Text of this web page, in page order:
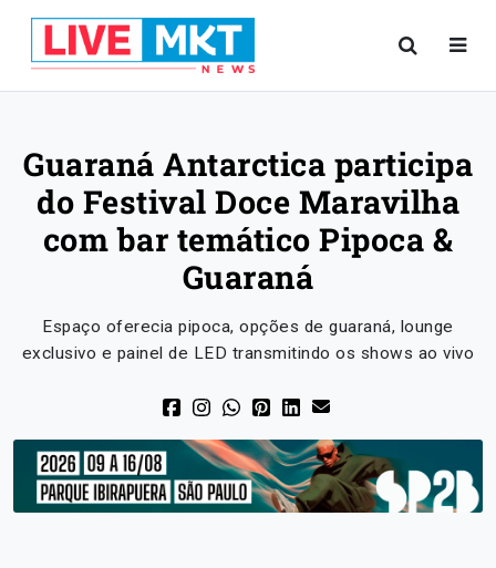
Guaraná Antarctica participa
do Festival Doce Maravilha
com bar temático Pipoca &
Guaraná
Espaço oferecia pipoca, opções de guaraná, lounge
exclusivo e painel de LED transmitindo os shows ao vivo